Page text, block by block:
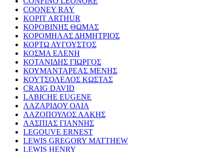
COONEY RAY
KOPIT ARTHUR
ΚΟΡΟΒΙΝΗΣ ΘΩΜΑΣ
ΚΟΡΟΜΗΛΑΣ ΔΗΜΗΤΡΙΟΣ
ΚΟΡΤΩ ΑΥΓΟΥΣΤΟΣ
ΚΟΣΜΑ ΕΛΕΝΗ
ΚΟΤΑΝΙΔΗΣ ΓΙΩΡΓΟΣ
ΚΟΥΜΑΝΤΑΡΕΑΣ ΜΕΝΗΣ
ΚΟΥΤΣΟΛΕΛΟΣ ΚΩΣΤΑΣ
CRAIG DAVID
LABICHE EUGENE
ΛΑΖΑΡΙΔΟΥ ΟΛΙΑ
ΛΑΖΟΠΟΥΛΟΣ ΛΑΚΗΣ
ΛΑΣΠΙΑΣ ΓΙΑΝΝΗΣ
LEGOUVE ERNEST
LEWIS GREGORY MATTHEW
LEWIS HENRY